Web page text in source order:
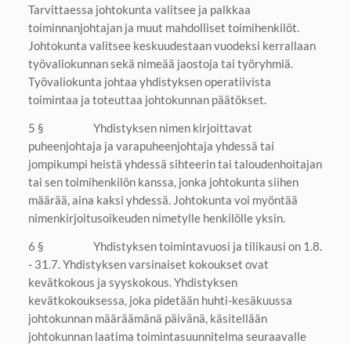
Tarvittaessa johtokunta valitsee ja palkkaa
toiminnanjohtajan ja muut mahdolliset toimihenkilöt.
Johtokunta valitsee keskuudestaan vuodeksi kerrallaan
työvaliokunnan sekä nimeää jaostoja tai työryhmiä.
Työvaliokunta johtaa yhdistyksen operatiivista
toimintaa ja toteuttaa johtokunnan päätökset.
5 § Yhdistyksen nimen kirjoittavat
puheenjohtaja ja varapuheenjohtaja yhdessä tai
jompikumpi heistä yhdessä sihteerin tai taloudenhoitajan
tai sen toimihenkilön kanssa, jonka johtokunta siihen
määrää, aina kaksi yhdessä. Johtokunta voi myöntää
nimenkirjoitusoikeuden nimetylle henkilölle yksin.
6 § Yhdistyksen toimintavuosi ja tilikausi on 1.8.
- 31.7. Yhdistyksen varsinaiset kokoukset ovat
kevätkokous ja syyskokous. Yhdistyksen
kevätkokouksessa, joka pidetään huhti-kesäkuussa
johtokunnan määräämänä päivänä, käsitellään
johtokunnan laatima toimintasuunnitelma seuraavalle